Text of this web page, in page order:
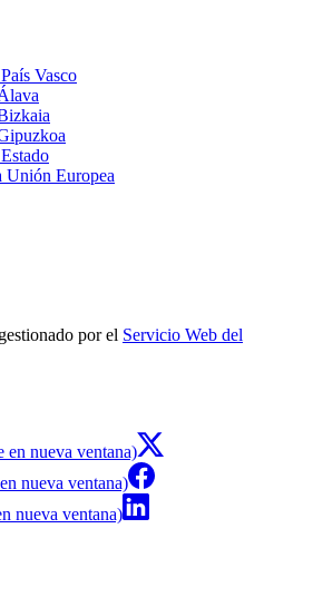
Vasco
Europea
por el Servicio Web del
en nueva ventana)
nueva ventana)
nueva ventana)